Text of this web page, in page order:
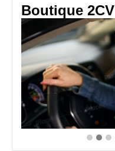
Boutique 2CV